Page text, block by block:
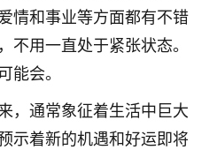
情和事业等方面都有不错
不用一直处于紧张状态。
能会。
，通常象征着生活中巨大
示着新的机遇和好运即将
跟老师聊过之后，最大的感
变好，万般皆是命，半点
9